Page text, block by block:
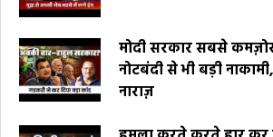
मोदी सरकार सबसे
नोटबंदी से भी बड़ी
नाराज़